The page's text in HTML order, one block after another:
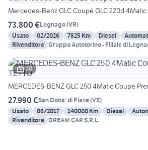
Mercedes-Benz GLC Coupé GLC 220d
73.800 €Legnago(VR)
Usato
02/2026 7825 Km Diesel
Rivenditore Gruppo Autotorino - Filiale di
20
MERCEDES-BENZ GLC 250 4Matic Coupé
27.990 €San Dona' di Piave(VE)
Usato
06/2017 140000 Km Diesel
Rivenditore DREAM CAR S.R.L.